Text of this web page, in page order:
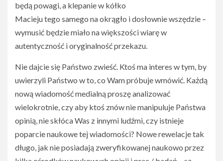
będą powagi, a klepanie w kółko
Macieju tego samego na okrągło i dosłownie wszędzie –
wymusić będzie miało na większości wiarę w
autentyczność i oryginalność przekazu.
Nie dajcie się Państwo zwieść. Ktoś ma interes w tym, by
uwierzyli Państwo w to, co Wam próbuje wmówić. Każdą
nową wiadomość medialną proszę analizować
wielokrotnie, czy aby ktoś znów nie manipuluje Państwa
opinią, nie skłóca Was z innymi ludźmi, czy istnieje
poparcie naukowe tej wiadomości? Nowe rewelacje tak
długo, jak nie posiadają zweryfikowanej naukowo przez